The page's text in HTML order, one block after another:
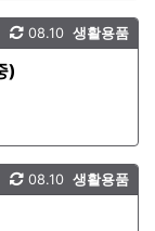
생활용품
08.10
)
생활용품
08.10